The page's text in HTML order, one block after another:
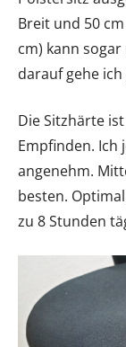
Breit und 50
cm) kann
darauf gehe
Die Sitzhärte
Empfinden. Ich
angenehm.
besten.
zu 8 Stunden